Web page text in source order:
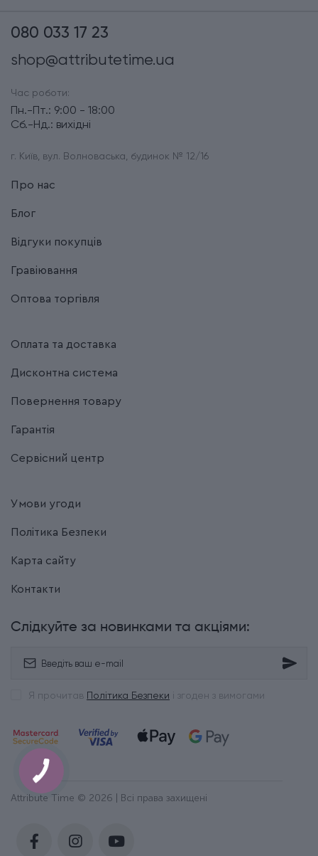
080 033 17 23
shop@attributetime.ua
Час роботи:
Пн.-Пт.: 9:00 - 18:00
Сб.-Нд.: вихідні
г. Київ, вул. Волноваська, будинок № 12/16
Про нас
Блог
Відгуки покупців
Гравіювання
Оптова торгівля
Оплата та доставка
Дисконтна система
Повернення товару
Гарантія
Сервісний центр
Умови угоди
Політика Безпеки
Карта сайту
Контакти
Слідкуйте за новинками та акціями:
Я прочитав Політика Безпеки і згоден з вимогами
Attribute Time © 2026 | Всі права захищені